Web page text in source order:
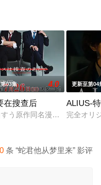
》的第一篇章，《盛夏札记
03集 4.0
在搜查后
う原作同名漫画《キスは捜
更新至第04
ALIUS-
完全オリ
0 条 “蛇君他从梦里来” 影评